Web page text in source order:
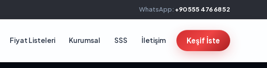
WhatsApp: +90 555 476 68 52
Fiyat Listeleri Kurumsal SSS İletişim Keşif İste